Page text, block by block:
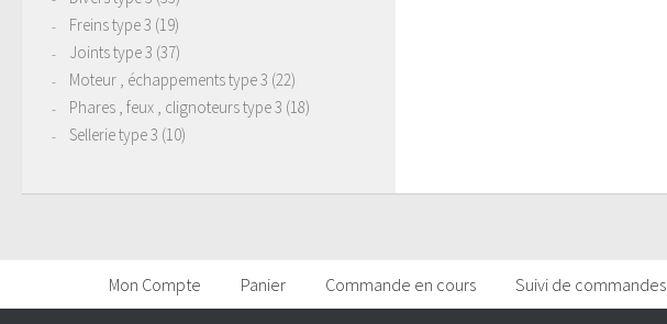
Freins type 3 (19)
Joints type 3 (37)
Moteur , échappements type 3 (22)
Phares , feux , clignoteurs type 3 (18)
Sellerie type 3 (10)
Mon Compte Panier Commande en cours Suivi de commandes